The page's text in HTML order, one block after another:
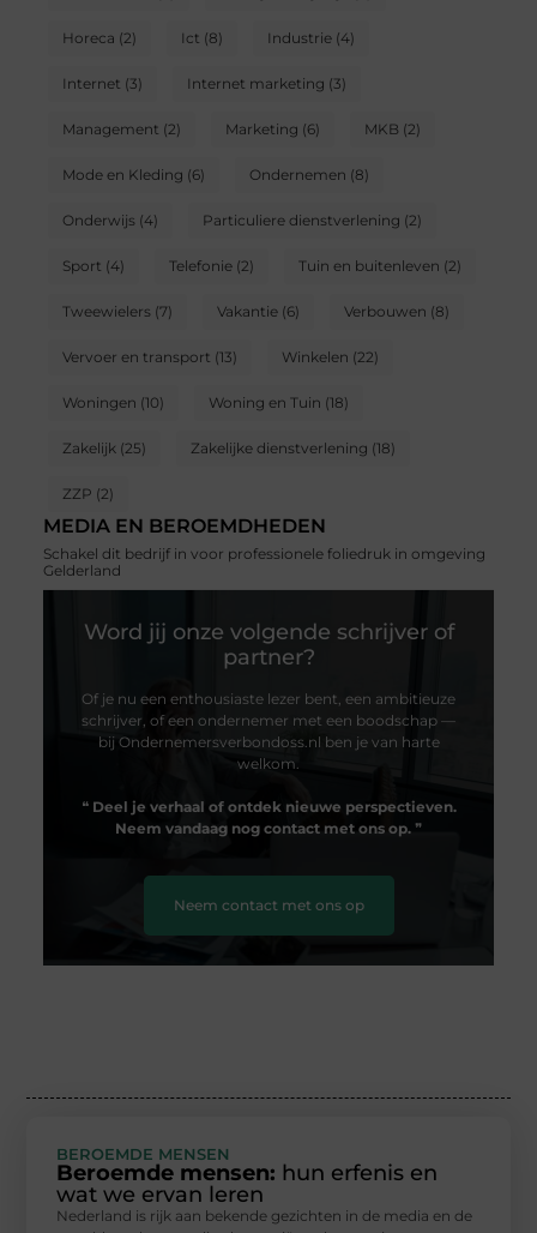
Horeca (2) Ict (8) Industrie(4)
Internet (3) Internet marketing (3)
Management (2) Marketing (6) MKB (2)
Mode en Kleding (6) Ondernemen (8)
Onderwijs(4) Particuliere dienstverlening (2)
Sport (4) Telefonie(2) Tuin en buitenleven (2)
Tweewielers(7) Vakantie(6) Verbouwen (8)
Vervoer en transport (13) Winkelen (22)
Woningen (10) Woning en Tuin (18)
Zakelijk (25) Zakelijke dienstverlening (18)
ZZP (2)
MEDIA EN BEROEMDHEDEN
Schakel dit bedrijf in voor professionele foliedruk in omgeving
Gelderland
Word jij onze volgende schrijver of
partner?
Of je nu een enthousiaste lezer bent, een ambitieuze
schrijver, of een ondernemer met een boodschap —
bij Ondernemersverbondoss.nl ben je van harte
welkom.
❝ Deel je verhaal of ontdek nieuwe perspectieven.
Neem vandaag nog contact met ons op. ❞
Neem contact met ons op
BEROEMDE MENSEN
Beroemde mensen: hun erfenis en
wat we ervan leren
Nederland is rijk aan bekende gezichten in de media en de